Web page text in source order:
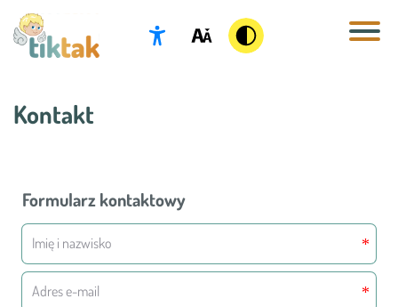
Przedszkolny
Specjalistyczne Centrum Diagnostyczno-
Terapeutyczne PRO AUTISM
Kontakt
Formularz kontaktowy